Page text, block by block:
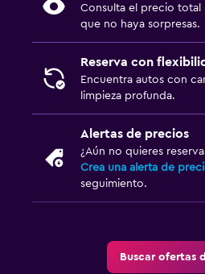
Consulta el precio total
que no haya sorpresas.
Reserva con
Encuentra autos con
limpieza profunda.
Alertas de precios
¿Aún no quieres
Crea una alerta de
seguimiento.
Buscar ofertas